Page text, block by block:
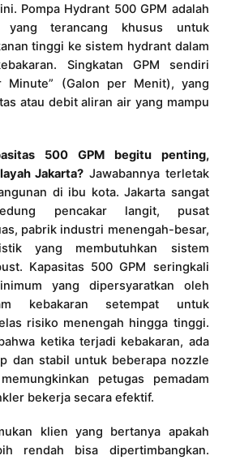
Pompa Hydrant 500 GPM adalah
yang terancang khusus untuk
tinggi ke sistem hydrant dalam
Singkatan GPM sendiri
Minute” (Galon per Menit), yang
atau debit aliran air yang mampu
500 GPM begitu penting,
Jakarta? Jawabannya terletak
di ibu kota. Jakarta sangat
pencakar langit, pusat
pabrik industri menengah-besar,
yang membutuhkan sistem
Kapasitas 500 GPM seringkali
yang dipersyaratkan oleh
kebakaran setempat untuk
risiko menengah hingga tinggi.
ketika terjadi kebakaran, ada
dan stabil untuk beberapa nozzle
petugas pemadam
bekerja secara efektif.
klien yang bertanya apakah
rendah bisa dipertimbangkan.